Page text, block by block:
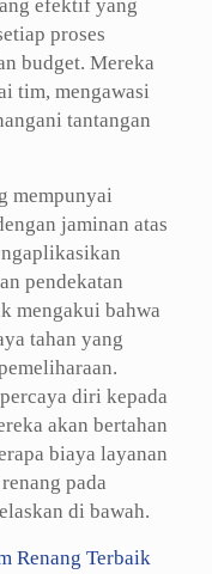
efektif yang
proses
budget. Mereka
tim, mengawasi
tantangan
mempunyai
jaminan atas
pendekatan
mengakui bahwa
tahan yang
diri kepada
akan bertahan
biaya layanan
pada
di bawah.
Renang Terbaik